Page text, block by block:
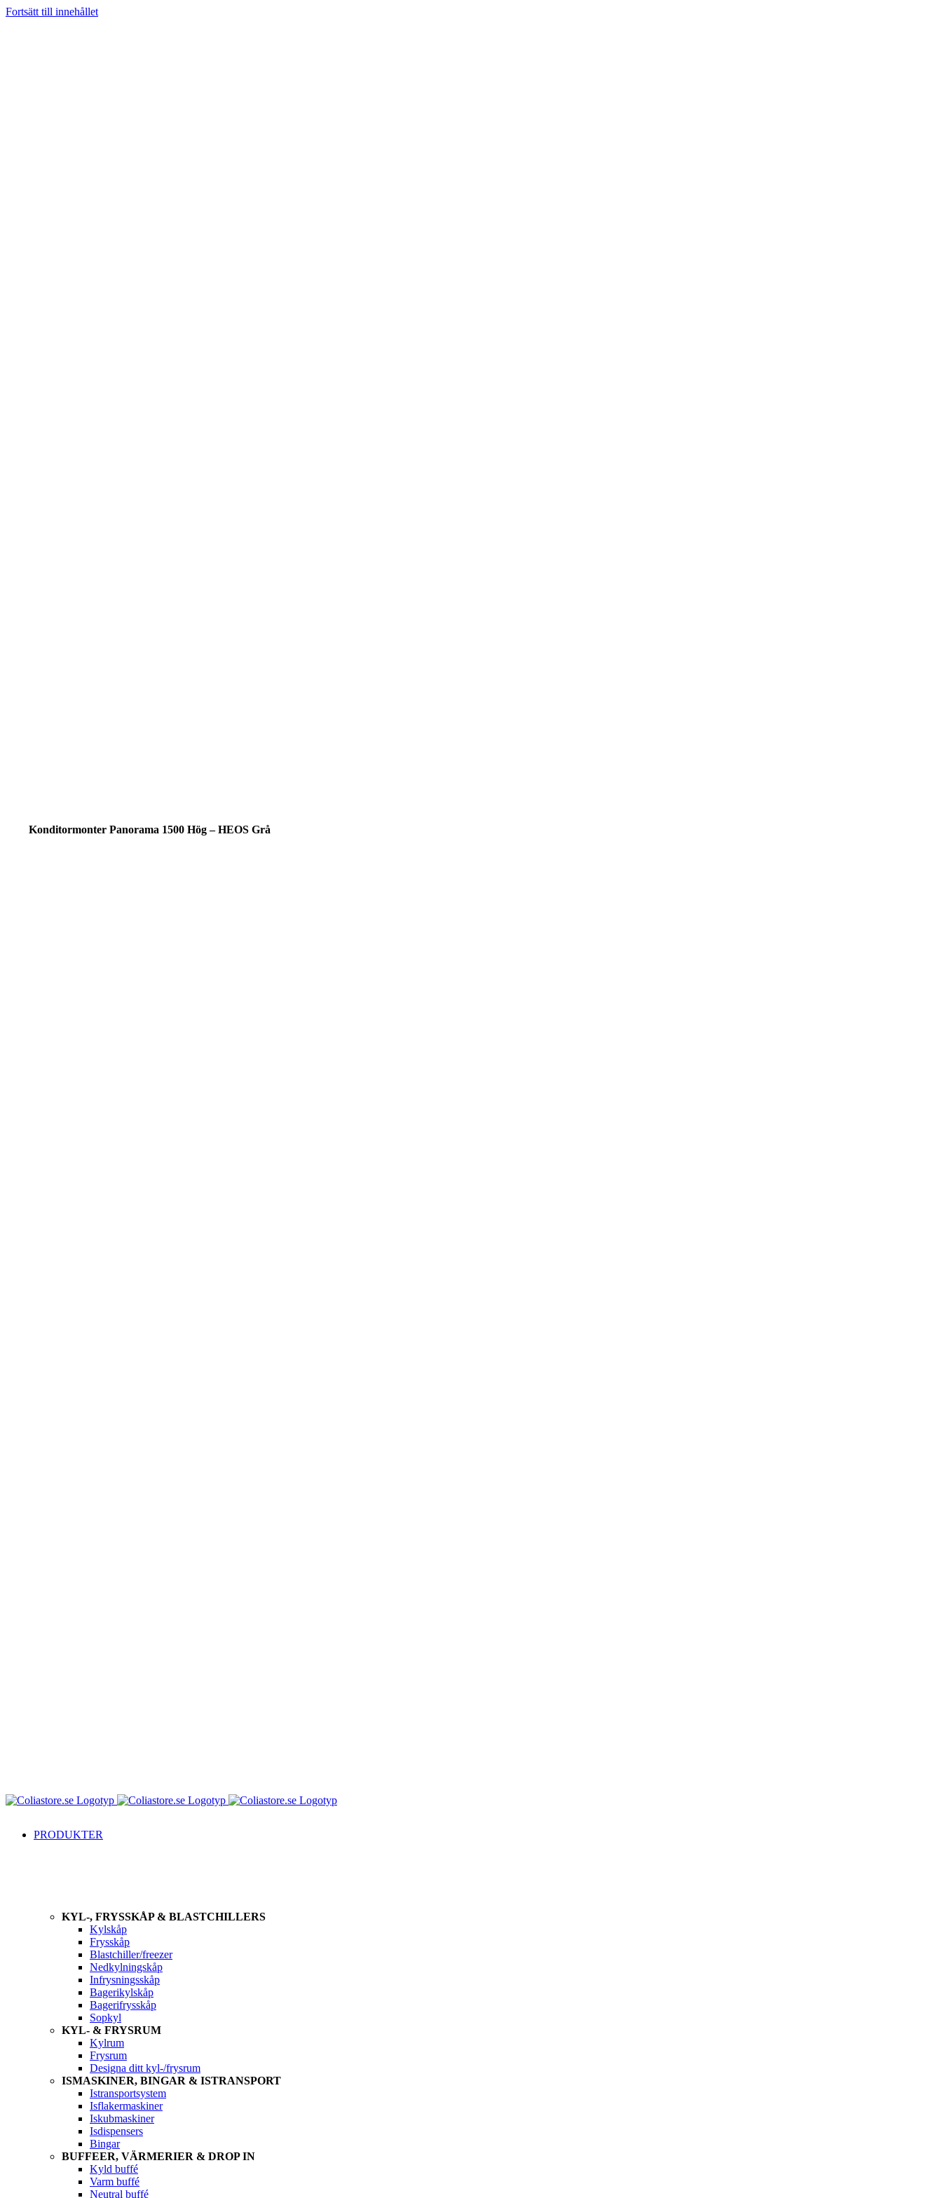
Fortsätt till innehållet
PRODUKTER
KYL-, FRYSSKÅP & BLASTCHILLERS
Kylskåp
Frysskåp
Blastchiller/freezer
Nedkylningskåp
Infrysningsskåp
Bagerikylskåp
Bagerifrysskåp
Sopkyl
KYL- & FRYSRUM
Kylrum
Frysrum
Designa ditt kyl-/frysrum
ISMASKINER, BINGAR & ISTRANSPORT
Istransportsystem
Isflakermaskiner
Iskubmaskiner
Isdispensers
Bingar
BUFFEER, VÄRMERIER & DROP IN
Kyld buffé
Varm buffé
Neutral buffé
Konditormonter Panorama 1500 Hög – HEOS Grå